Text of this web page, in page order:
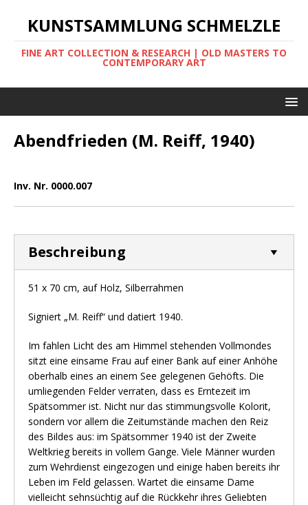
KUNSTSAMMLUNG SCHMELZLE
FINE ART COLLECTION & RESEARCH | OLD MASTERS TO
CONTEMPORARY ART
Abendfrieden (M. Reiff, 1940)
Inv. Nr. 0000.007
Beschreibung
51 x 70 cm, auf Holz, Silberrahmen
Signiert „M. Reiff“ und datiert 1940.
Im fahlen Licht des am Himmel stehenden Vollmondes
sitzt eine einsame Frau auf einer Bank auf einer Anhöhe
oberhalb eines an einem See gelegenen Gehöfts. Die
umliegenden Felder verraten, dass es Erntezeit im
Spätsommer ist. Nicht nur das stimmungsvolle Kolorit,
sondern vor allem die Zeitumstände machen den Reiz
des Bildes aus: im Spätsommer 1940 ist der Zweite
Weltkrieg bereits in vollem Gange. Viele Männer wurden
zum Wehrdienst eingezogen und einige haben bereits ihr
Leben im Feld gelassen. Wartet die einsame Dame
vielleicht sehnsüchtig auf die Rückkehr ihres Geliebten